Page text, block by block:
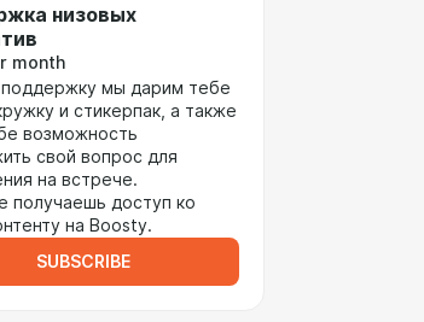
низовых
month
мы дарим тебе
и стикерпак, а также
возможность
свой вопрос для
на встрече.
получаешь доступ ко
на Boosty.
SUBSCRIBE